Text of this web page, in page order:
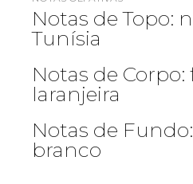
Notas de Topo:
Tunísia
Notas de Corpo:
laranjeira
Notas de
branco